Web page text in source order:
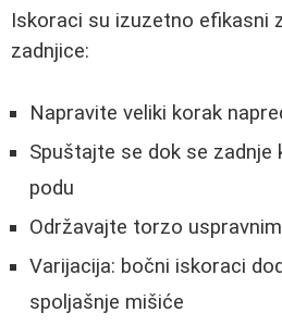
Iskoraci su izuzetno efikasni
zadnjice:
Napravite veliki korak
Spuštajte se dok se zadnje
podu
Održavajte torzo uspravnim
Varijacija: bočni iskoraci
spoljašnje mišiće